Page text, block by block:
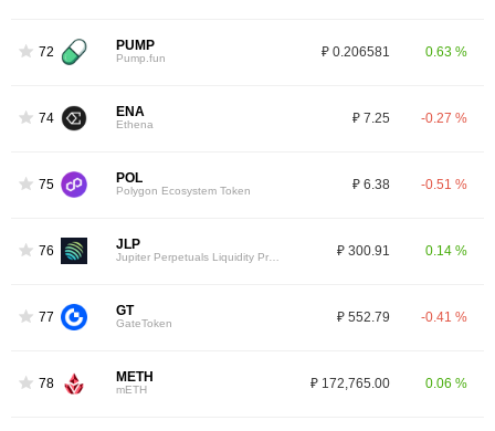
72 PUMP
Pump.fun ₽ 0.206581 0.63 %
74 ENA
Ethena ₽ 7.25 -0.27 %
75 POL
Polygon Ecosystem Token ₽ 6.38 -0.51 %
76 JLP ₽ 300.91 0.14 %
77 GT
GateToken ₽ 552.79 -0.41 %
78 METH
mETH ₽ 172,765.00 0.06 %